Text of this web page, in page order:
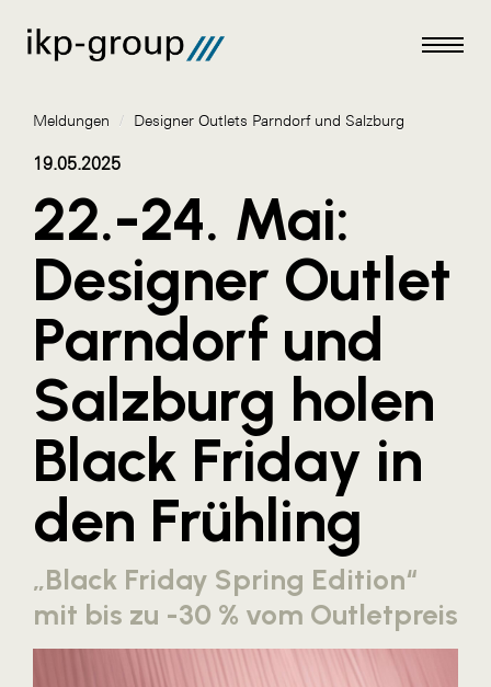
Meldungen
AKTUELLES
ACO
ALEX Krems
Amazon Web Services
Artweger
AustroCel Hallein
Blaguss
Bundesverband Sonnenschutztechnik
Cineplexx
Controller Institut
Meldungen / Designer Outlets Parndorf und Salzburg
19.05.2025
22.-24. Mai:
Designer Outlet
Parndorf und
Salzburg holen
Black Friday in
den Frühling
„Black Friday Spring Edition“
mit bis zu -30 % vom Outletpreis